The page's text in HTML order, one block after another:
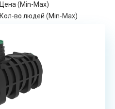
Цена (Min-Max)
Кол-во людей (Min-Max)